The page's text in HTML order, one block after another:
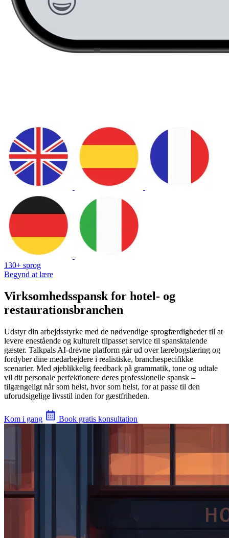
130+ sprog
Begynd at lære
Virksomhedsspansk for hotel- og
restaurationsbranchen
Udstyr din arbejdsstyrke med de nødvendige sprogfærdigheder til at
levere enestående og kulturelt tilpasset service til spansktalende
gæster. Talkpals AI-drevne platform går ud over lærebogslæring og
fordyber dine medarbejdere i realistiske, branchespecifikke
scenarier. Med øjeblikkelig feedback på grammatik, tone og udtale
vil dit personale perfektionere deres professionelle spansk –
tilgængeligt når som helst, hvor som helst, for at passe til den
uforudsigelige livsstil inden for gæstfriheden.
Kom i gang Book gratis konsultation